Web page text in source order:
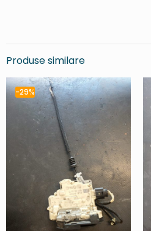
Produse similare
-29%